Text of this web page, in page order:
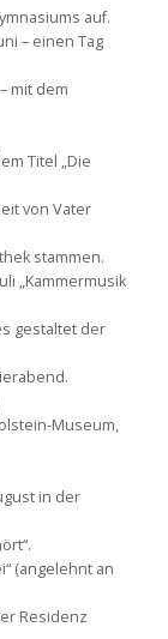
auf.
– einen Tag
mit dem
Titel „Die
von Vater
stammen.
„Kammermusik
gestaltet der
Museum,
in der
(angelehnt an
Residenz